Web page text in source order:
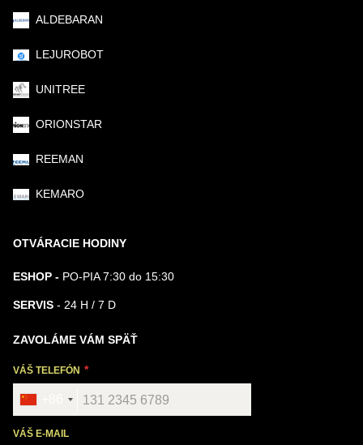
ALDEBARAN
LEJUROBOT
UNITREE
ORIONSTAR
REEMAN
KEMARO
OTVÁRACIE HODINY
ESHOP - PO-PIA 7:30 do 15:30
SERVIS - 24 H / 7 D
ZAVOLÁME VÁM SPÄŤ
VÁŠ TELEFÓN
VÁŠ E-MAIL